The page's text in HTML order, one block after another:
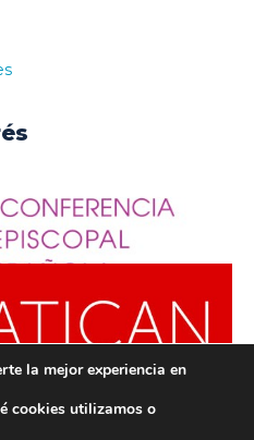
la mejor experiencia en
cookies utilizamos o